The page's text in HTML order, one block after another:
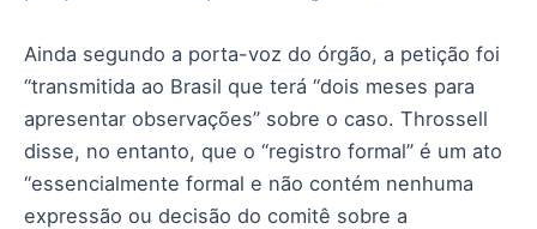
Ainda segundo a porta-voz do órgão, a petição foi
“transmitida ao Brasil que terá “dois meses para
apresentar observações” sobre o caso. Throssell
disse, no entanto, que o “registro formal” é um ato
“essencialmente formal e não contém nenhuma
expressão ou decisão do comitê sobre a